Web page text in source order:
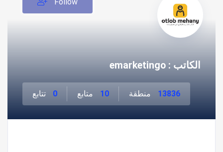
الكاتب : emarketingo
13836 منطقة 10 متابع 0 تتابع